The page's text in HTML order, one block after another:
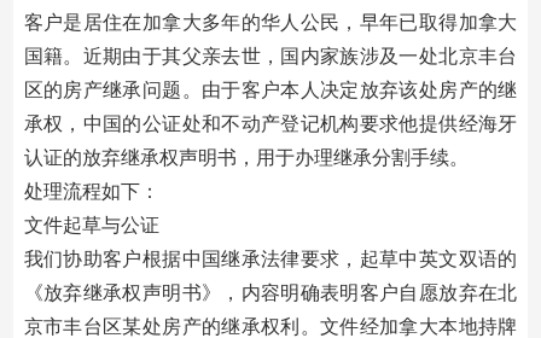
客户是居住在加拿大多年的华人公民，早年已取得加拿大
国籍。近期由于其父亲去世，国内家族涉及一处北京丰台
区的房产继承问题。由于客户本人决定放弃该处房产的继
承权，中国的公证处和不动产登记机构要求他提供经海牙
认证的放弃继承权声明书，用于办理继承分割手续。
处理流程如下：
文件起草与公证
我们协助客户根据中国继承法律要求，起草中英文双语的
《放弃继承权声明书》，内容明确表明客户自愿放弃在北
京市丰台区某处房产的继承权利。文件经加拿大本地持牌